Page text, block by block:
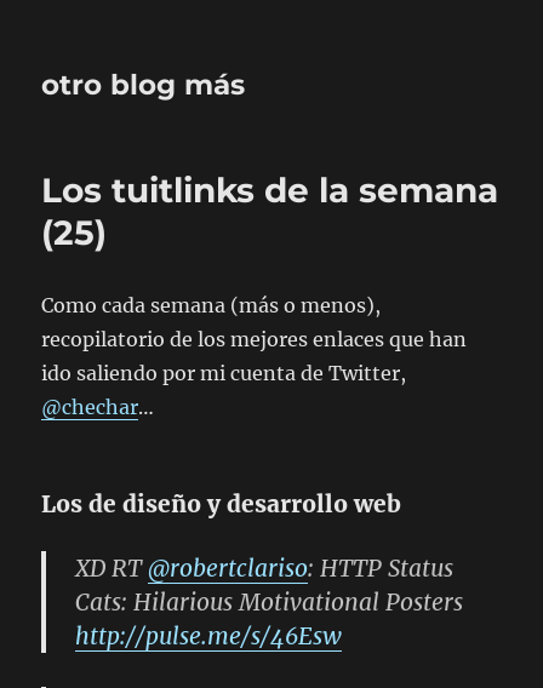
otro blog más
Los tuitlinks de la semana
(25)
Como cada semana (más o menos),
recopilatorio de los mejores enlaces que han
ido saliendo por mi cuenta de Twitter,
@chechar…
Los de diseño y desarrollo web
XD RT @robertclariso: HTTP Status
Cats: Hilarious Motivational Posters
http://pulse.me/s/46Esw